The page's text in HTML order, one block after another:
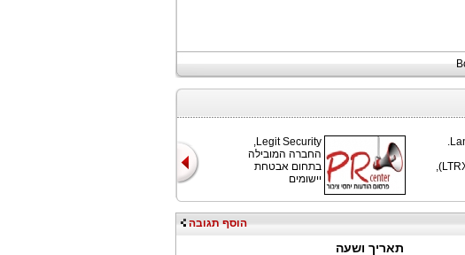
Legit Security,
החברה המובילה
בתחום אבטחת
יישומים
Lantronix Inc.
(נאסד"ק: LTRX),
הוסף תגובה
תאריך ושעה